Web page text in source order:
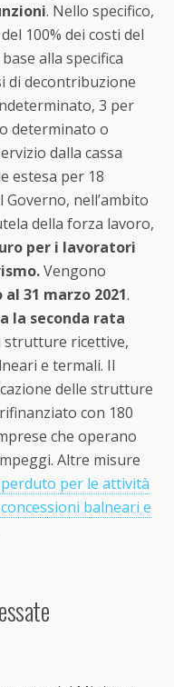
. Nello specifico,
100% dei costi del
alla specifica
di decontribuzione
3 per
determinato o
dalla cassa
estesa per 18
nell’ambito
della forza lavoro,
per i lavoratori
Vengono
31 marzo 2021.
la seconda rata
strutture ricettive,
e termali. Il
delle strutture
con 180
che operano
Altre misure
per le attività
balneari e